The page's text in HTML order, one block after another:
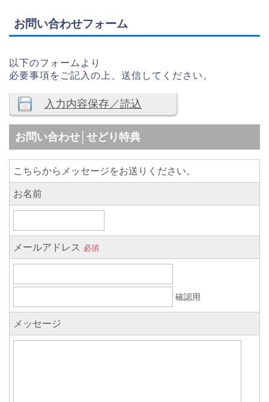
お問い合わせフォーム
以下のフォームより
必要事項をご記入の上、送信してください。